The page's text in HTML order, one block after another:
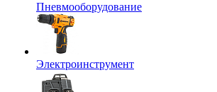
Пневмооборудование
Электроинструмент